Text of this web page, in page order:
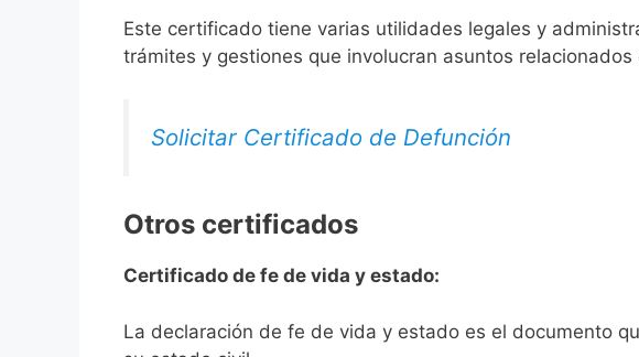
Este certificado tiene varias utilidades legales y
trámites y gestiones que involucran asuntos
Solicitar Certificado de Defunción
Otros certificados
Certificado de fe de vida y estado:
La declaración de fe de vida y estado es el documento